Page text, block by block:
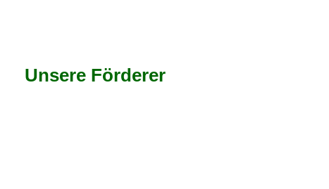
Unsere Förderer